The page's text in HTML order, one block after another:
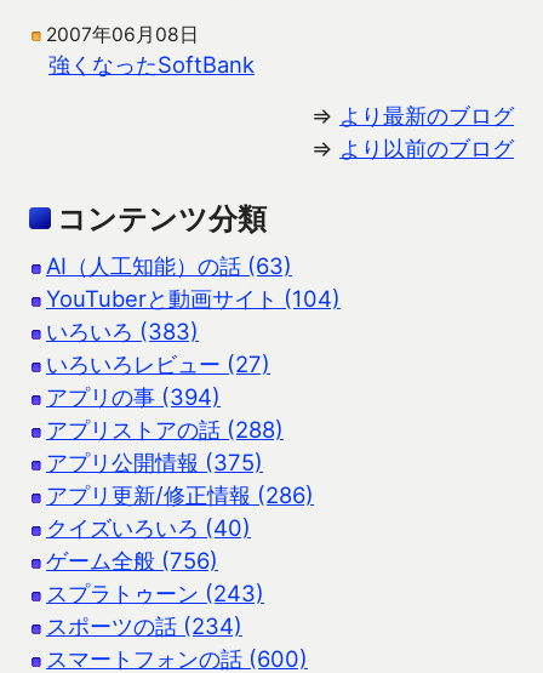
2007年06月08日
強くなったSoftBank
⇒ より最新のブログ
⇒ より以前のブログ
コンテンツ分類
AI（人工知能）の話 (63)
YouTuberと動画サイト (104)
いろいろ (383)
いろいろレビュー (27)
アプリの事 (394)
アプリストアの話 (288)
アプリ公開情報 (375)
アプリ更新/修正情報 (286)
クイズいろいろ (40)
ゲーム全般 (756)
スプラトゥーン (243)
スポーツの話 (234)
スマートフォンの話 (600)